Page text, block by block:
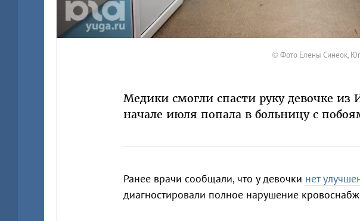
© Фото Елены Синеок,
Медики смогли спасти руку девочке из
начале июля попала в больницу с
Ранее врачи сообщали, что у девочки нет
диагностировали полное нарушение